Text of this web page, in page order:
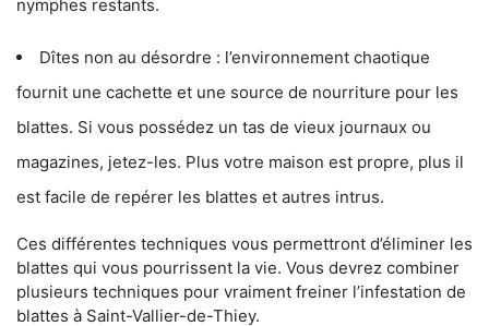
nymphes restants.
Dîtes non au désordre : l’environnement chaotique
fournit une cachette et une source de nourriture pour les
blattes. Si vous possédez un tas de vieux journaux ou
magazines, jetez-les. Plus votre maison est propre, plus il
est facile de repérer les blattes et autres intrus.
Ces différentes techniques vous permettront d’éliminer les
blattes qui vous pourrissent la vie. Vous devrez combiner
plusieurs techniques pour vraiment freiner l’infestation de
blattes à Saint-Vallier-de-Thiey.